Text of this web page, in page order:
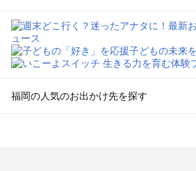
福岡の人気のお出かけ先を探す